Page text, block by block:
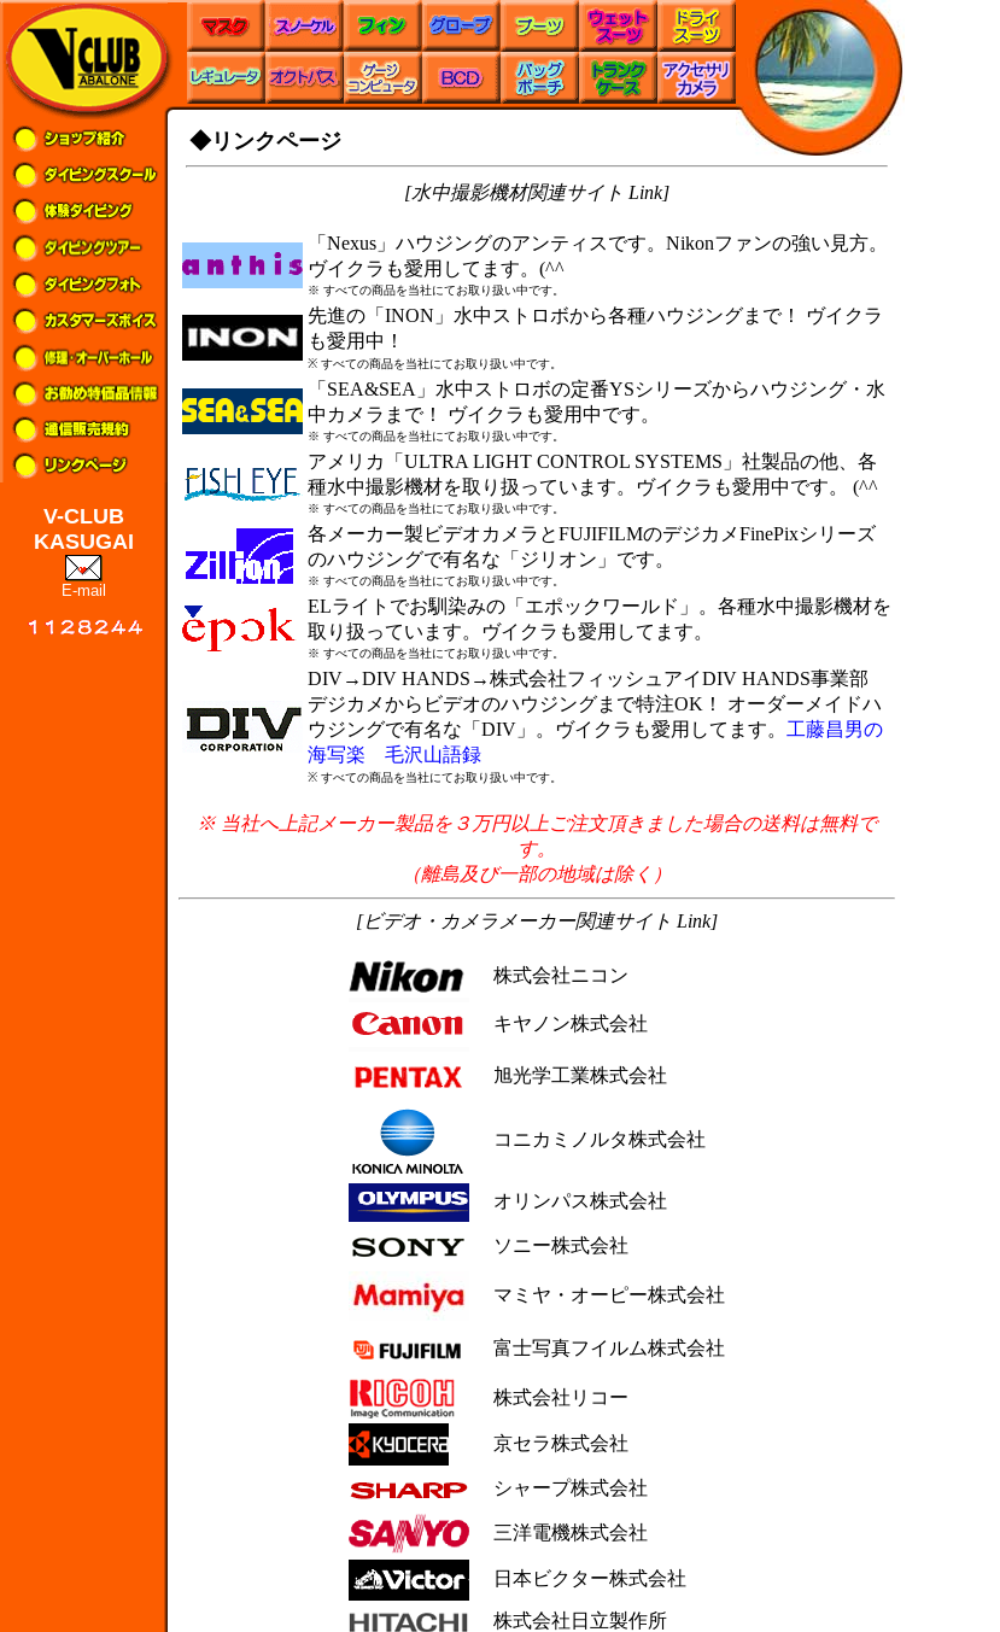
◆リンクページ
[水中撮影機材関連サイト Link]
「Nexus」ハウジングのアンティスです。Nikonファンの強い見方。
ヴイクラも愛用してます。(^^
※ すべての商品を当社にてお取り扱い中です。
先進の「INON」水中ストロボから各種ハウジングまで！ ヴイクラ
も愛用中！
※ すべての商品を当社にてお取り扱い中です。
「SEA&SEA」水中ストロボの定番YSシリーズからハウジング・水
中カメラまで！ ヴイクラも愛用中です。
※ すべての商品を当社にてお取り扱い中です。
アメリカ「ULTRA LIGHT CONTROL SYSTEMS」社製品の他、各
種水中撮影機材を取り扱っています。ヴイクラも愛用中です。 (^^
※ すべての商品を当社にてお取り扱い中です。
各メーカー製ビデオカメラとFUJIFILMのデジカメFinePixシリーズ
のハウジングで有名な「ジリオン」です。
※ すべての商品を当社にてお取り扱い中です。
ELライトでお馴染みの「エポックワールド」。各種水中撮影機材を
取り扱っています。ヴイクラも愛用してます。
※ すべての商品を当社にてお取り扱い中です。
DIV→DIV HANDS→株式会社フィッシュアイDIV HANDS事業部
デジカメからビデオのハウジングまで特注OK！ オーダーメイドハ
ウジングで有名な「DIV」。ヴイクラも愛用してます。 工藤昌男の
海写楽
毛沢山語録
※ すべての商品を当社にてお取り扱い中です。
※ 当社へ上記メーカー製品を３万円以上ご注文頂きました場合の送料は無料で
す。
（離島及び一部の地域は除く）
[ビデオ・カメラメーカー関連サイト Link]
株式会社ニコン
キヤノン株式会社
旭光学工業株式会社
コニカミノルタ株式会社
オリンパス株式会社
ソニー株式会社
マミヤ・オーピー株式会社
富士写真フイルム株式会社
株式会社リコー
京セラ株式会社
シャープ株式会社
三洋電機株式会社
日本ビクター株式会社
株式会社日立製作所
V-CLUB
KASUGAI
E-mail